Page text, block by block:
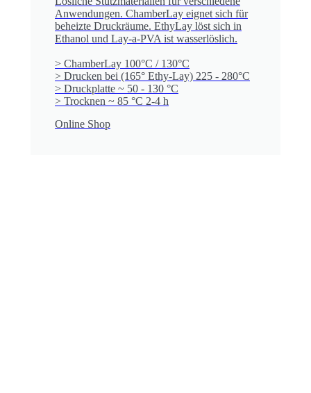
Anwendungen. ChamberLay eignet sich für
beheizte Druckräume. EthyLay löst sich in
Ethanol und Lay-a-PVA ist wasserlöslich.
> ChamberLay 100°C / 130°C
> Drucken bei (165° Ethy-Lay) 225 - 280°C
> Druckplatte ~ 50 - 130 °C
> Trocknen ~ 85 °C 2-4 h
Online Shop